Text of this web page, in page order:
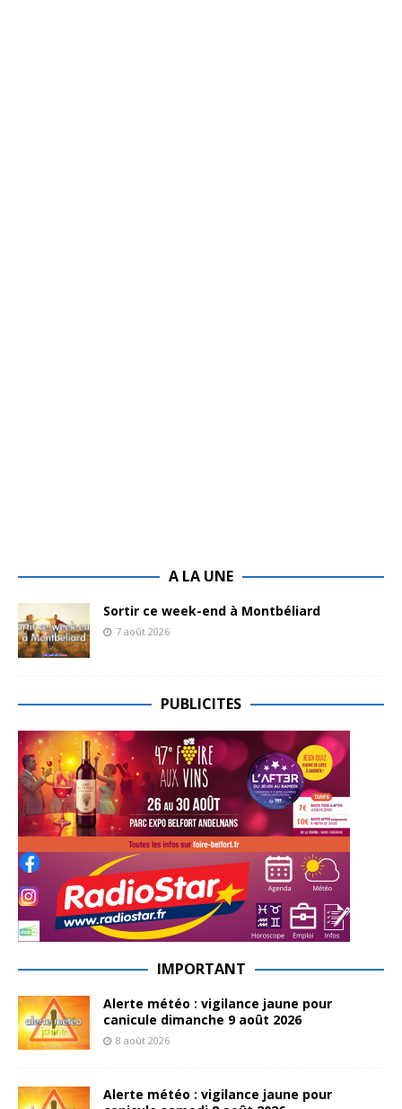
A LA UNE
Sortir ce week-end à Montbéliard
7 août 2026
PUBLICITES
IMPORTANT
Alerte météo : vigilance jaune pour
canicule dimanche 9 août 2026
8 août 2026
Alerte météo : vigilance jaune pour